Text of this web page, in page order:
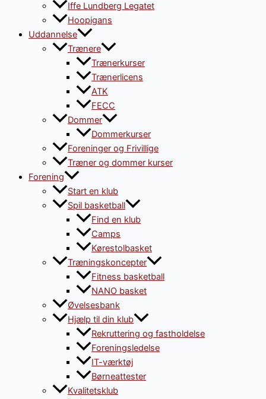
Iffe Lundberg Legatet
Hoopigans
Uddannelse
Trænere
Trænerkurser
Trænerlicens
ATK
FECC
Dommer
Dommerkurser
Foreninger og Frivillige
Træner og dommer kurser
Forening
Start en klub
Spil basketball
Find en klub
Camps
Kørestolbasket
Træningskoncepter
Fitness basketball
NANO basket
Øvelsesbank
Hjælp til din klub
Rekruttering og fastholdelse
Foreningsledelse
IT-værktøj
Børneattester
Kvalitetsklub